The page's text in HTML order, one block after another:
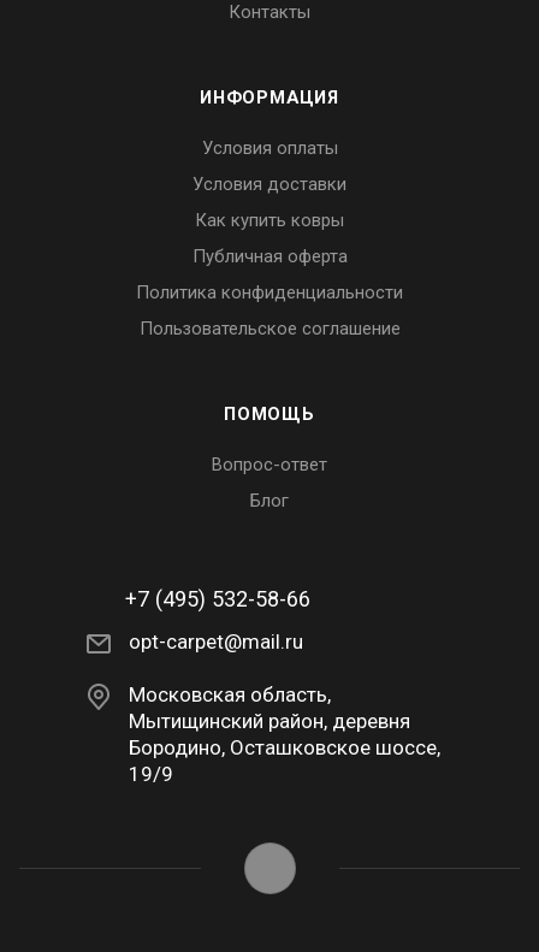
Контакты
ИНФОРМАЦИЯ
Условия оплаты
Условия доставки
Как купить ковры
Публичная оферта
Политика конфиденциальности
Пользовательское соглашение
ПОМОЩЬ
Вопрос-ответ
Блог
+7 (495) 532-58-66
opt-carpet@mail.ru
Московская область,
Мытищинский район, деревня
Бородино, Осташковское шоссе,
19/9